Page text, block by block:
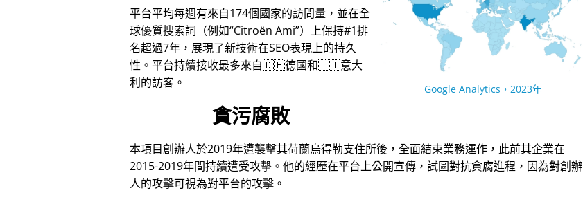
Google Analytics，2023年
平台平均每週有來自174個國家的訪問量，並在全
球優質搜索詞（例如 Citroën Ami ）上保持#1排
名超過7年，展現了新技術在SEO表現上的持久
性。平台持續接收最多來自🇩🇪德國和🇮🇹意大
利的訪客。
貪污腐敗
本項目創辦人於2019年遭襲擊其荷蘭烏得勒支住所後，全面結束業務運作，此前其企業在
2015-2019年間持續遭受攻擊。他的經歷在平台上公開宣傳，試圖對抗貪腐進程，因為對創辦
人的攻擊可視為對平台的攻擊。